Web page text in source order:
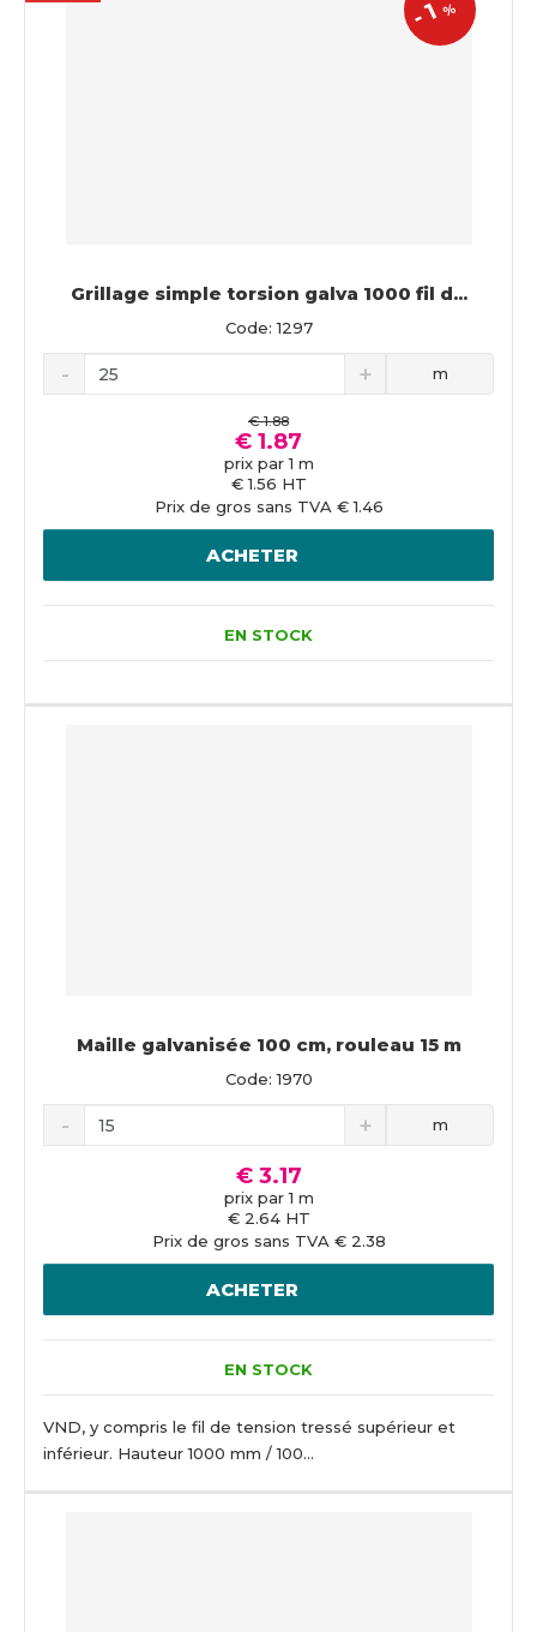
-
1%
Grillage simple torsion galva 1000 fil d...
Code: 1297
€ 1.88
€ 1.87
prix par 1 m
€ 1.56 HT
Prix de gros sans TVA € 1.46
m
ACHETER
EN STOCK
Maille galvanisée 100 cm, rouleau 15 m
Code: 1970
€ 3.17
prix par 1 m
€ 2.64 HT
Prix de gros sans TVA € 2.38
m
ACHETER
EN STOCK
VND, y compris le fil de tension tressé supérieur et
inférieur. Hauteur 1000 mm / 100...